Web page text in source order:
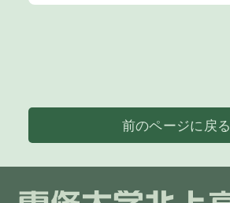
前のページに戻る